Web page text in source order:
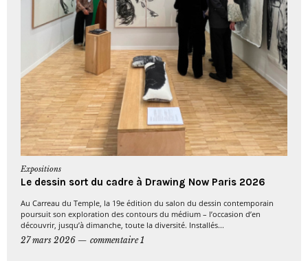
Expositions
Le dessin sort du cadre à Drawing Now Paris 2026
Au Carreau du Temple, la 19e édition du salon du dessin contemporain
poursuit son exploration des contours du médium – l’occasion d’en
découvrir, jusqu’à dimanche, toute la diversité. Installés...
27 mars 2026
commentaire 1